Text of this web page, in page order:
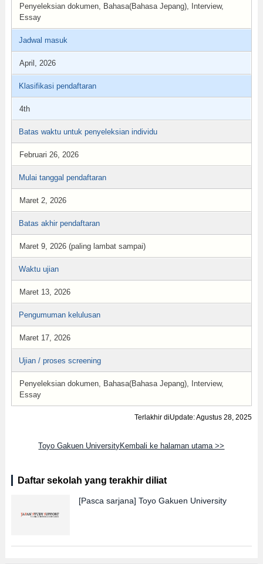
Penyeleksian dokumen, Bahasa(Bahasa Jepang), Interview,
Essay
Jadwal masuk
April, 2026
Klasifikasi pendaftaran
4th
Batas waktu untuk penyeleksian individu
Februari 26, 2026
Mulai tanggal pendaftaran
Maret 2, 2026
Batas akhir pendaftaran
Maret 9, 2026 (paling lambat sampai)
Waktu ujian
Maret 13, 2026
Pengumuman kelulusan
Maret 17, 2026
Ujian / proses screening
Penyeleksian dokumen, Bahasa(Bahasa Jepang), Interview,
Essay
Terlakhir diUpdate: Agustus 28, 2025
Toyo Gakuen UniversityKembali ke halaman utama >>
Daftar sekolah yang terakhir diliat
[Pasca sarjana] Toyo Gakuen University